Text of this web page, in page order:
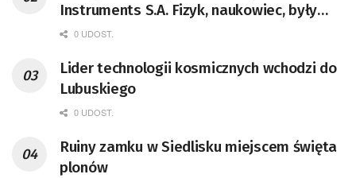
Instruments S.A. Fizyk, naukowiec, były
pracownik CERN w Genewie,
doktor habilitowany nauk fizycznych,
koordynator Rady Sektorowej ds.
Kompetencji Przemysłu Lotniczo-
Badań Kosmicznych i Satelitarnych PAN.
0 UDOST.
Lider technologii kosmicznych wchodzi do
Lubuskiego
0 UDOST.
Ruiny zamku w Siedlisku miejscem święta
plonów